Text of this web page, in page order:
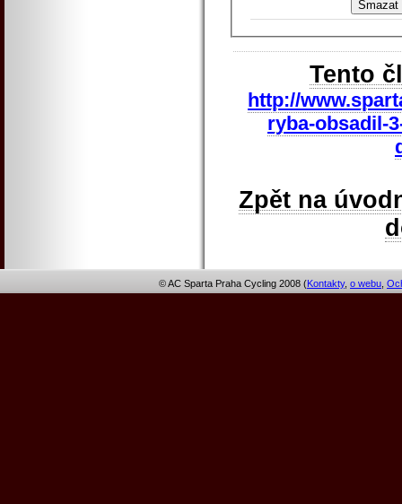
Tento
http://
ryba-obsadil-
Zpět na
© AC Sparta Praha Cycling 2008 (Kontakty, o webu